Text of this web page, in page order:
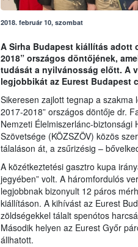
2018. február 10, szombat
A Sirha Budapest kiállítás adott
2018” országos döntőjének,
tudását a nyilvánosság előtt. A
legjobbikát az Eurest Budapest
Sikeresen zajlott tegnap a szakma
2017-2018” országos döntője dr.
Nemzeti Élelmiszerlánc-
Szövetsége (KÖZSZÖV) közös
tálaláson át, a zsűrizésig –
A közétkeztetési gasztro kupa
jegyében” volt. A háromfordulós
legjobbnak bizonyult 12 páros
kiállításon. A kihívást az Eurest
zöldségekkel tálalt spenótos
Második helyen az Eurest Győr
állhatott.